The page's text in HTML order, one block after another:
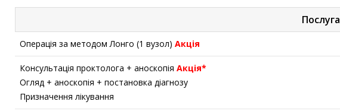
Послуга
Операція за методом Лонго (1 вузол) Акція
Консультація проктолога + аноскопія Акція*
Огляд + аноскопія + постановка діагнозу
Призначення лікування